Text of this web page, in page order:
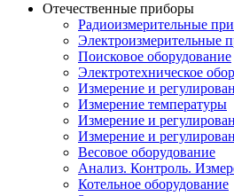
Отечественные приборы
Радиоизмерительные
Электроизмерительные
Поисковое оборудование
Электротехническое
Измерение и
Измерение температуры
Измерение и
Измерение и
Весовое оборудование
Анализ. Контроль.
Котельное оборудование